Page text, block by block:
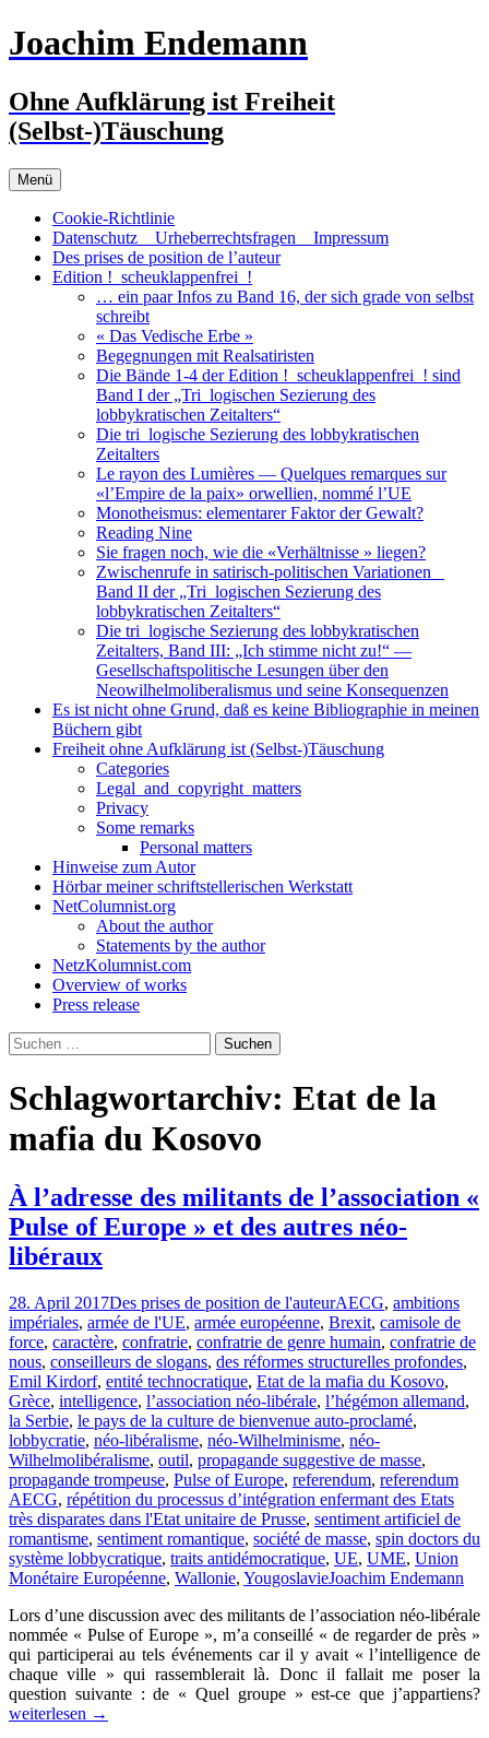
Zum
Inhalt
Joachim Endemann
Ohne Aufklärung ist Freiheit
(Selbst-)Täuschung
Menü
Cookie-Richtlinie
Datenschutz _ Urheberrechtsfragen _ Impressum
Des prises de position de l’auteur
Edition !_scheuklappenfrei_!
… ein paar Infos zu Band 16, der sich grade von selbst
schreibt
« Das Vedische Erbe »
Begegnungen mit Realsatiristen
Die Bände 1-4 der Edition !_scheuklappenfrei_! sind
Band I der „Tri_logischen Sezierung des
lobbykratischen Zeitalters“
Die tri_logische Sezierung des lobbykratischen
Zeitalters
Le rayon des Lumières — Quelques remarques sur
«l’Empire de la paix» orwellien, nommé l’UE
Monotheismus: elementarer Faktor der Gewalt?
Reading Nine
Sie fragen noch, wie die «Verhältnisse » liegen?
Zwischenrufe in satirisch-politischen Variationen _
Band II der „Tri_logischen Sezierung des
lobbykratischen Zeitalters“
Die tri_logische Sezierung des lobbykratischen
Zeitalters, Band III: „Ich stimme nicht zu!“ —
Gesellschaftspolitische Lesungen über den
Neowilhelmoliberalismus und seine Konsequenzen
Es ist nicht ohne Grund, daß es keine Bibliographie in meinen
Büchern gibt
Freiheit ohne Aufklärung ist (Selbst-)Täuschung
Categories
Legal_and_copyright_matters
Privacy
Some remarks
Personal matters
Hinweise zum Autor
Hörbar meiner schriftstellerischen Werkstatt
NetColumnist.org
About the author
Statements by the author
NetzKolumnist.com
Overview of works
Press release
Suchen
nach:
Schlagwortarchiv: Etat de la
mafia du Kosovo
À l’adresse des militants de l’association «
Pulse of Europe » et des autres néo-
libéraux
28. April 2017Des prises de position de l'auteurAECG, ambitions
impériales, armée de l'UE, armée européenne, Brexit, camisole de
force, caractère, confratrie, confratrie de genre humain, confratrie de
nous, conseilleurs de slogans, des réformes structurelles profondes,
Emil Kirdorf, entité technocratique, Etat de la mafia du Kosovo,
Grèce, intelligence, l’association néo-libérale, l’hégémon allemand,
la Serbie, le pays de la culture de bienvenue auto-proclamé,
lobbycratie, néo-libéralisme, néo-Wilhelminisme, néo-
Wilhelmolibéralisme, outil, propagande suggestive de masse,
propagande trompeuse, Pulse of Europe, referendum, referendum
AECG, répétition du processus d’intégration enfermant des Etats
très disparates dans l'Etat unitaire de Prusse, sentiment artificiel de
romantisme, sentiment romantique, société de masse, spin doctors du
système lobbycratique, traits antidémocratique, UE, UME, Union
Monétaire Européenne, Wallonie, YougoslavieJoachim Endemann
Lors d’une discussion avec des militants de l’association néo-libérale
nommée « Pulse of Europe », m’a conseillé « de regarder de près »
qui participerai au tels événements car il y avait « l’intelligence de
chaque ville » qui rassemblerait là. Donc il fallait me poser la
question suivante : de « Quel groupe » est-ce que j’appartiens?
weiterlesen →